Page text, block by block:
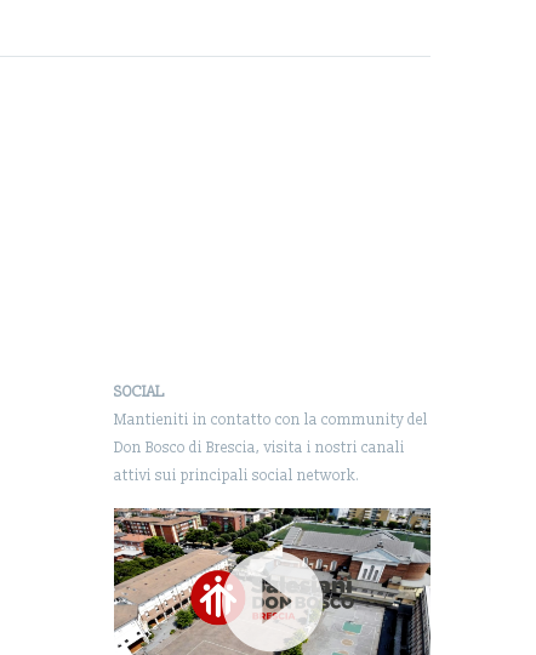
SOCIAL
Mantieniti in contatto con la community del
Don Bosco di Brescia, visita i nostri canali
attivi sui principali social network.